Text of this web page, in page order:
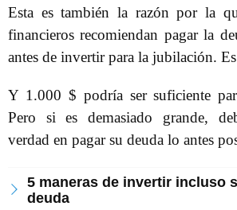
Esta es también la razón por la
financieros recomiendan pagar la
antes de invertir para la jubilación.
Y 1.000 $ podría ser suficiente
Pero si es demasiado grande,
verdad en pagar su deuda lo antes
5 maneras de invertir incluso
deuda